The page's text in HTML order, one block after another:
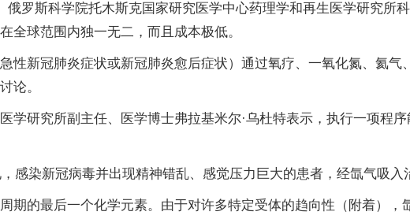
俄罗斯科学院托木斯克国家研究医学中心药理学和再生医学研究所
全球范围内独一无二，而且成本极低。
性新冠肺炎症状或新冠肺炎愈后症状）通过氧疗、一氧化氮、氦
论。
学研究所副主任、医学博士弗拉基米尔·乌杜特表示，执行一项程
感染新冠病毒并出现精神错乱、感觉压力巨大的患者，经氙气吸入
期的最后一个化学元素。由于对许多特定受体的趋向性（附着）